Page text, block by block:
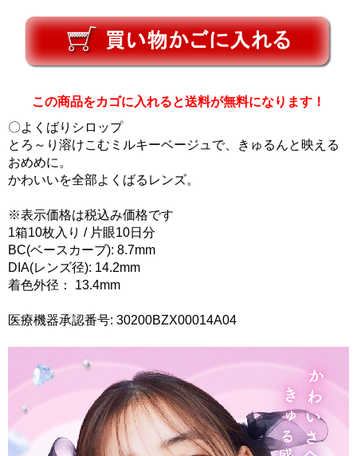
この商品をカゴに入れると送料が無料になります！
〇よくばりシロップ
とろ～り溶けこむミルキーベージュで、きゅるんと映える
おめめに。
かわいいを全部よくばるレンズ。
※表示価格は税込み価格です
1箱10枚入り / 片眼10日分
BC(ベースカーブ): 8.7mm
DIA(レンズ径): 14.2mm
着色外径： 13.4mm
医療機器承認番号: 30200BZX00014A04